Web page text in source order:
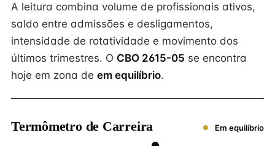
A leitura combina volume de profissionais ativos,
saldo entre admissões e desligamentos,
intensidade de rotatividade e movimento dos
últimos trimestres. O CBO 2615-05 se encontra
hoje em zona de em equilíbrio.
Termômetro de Carreira Em equilíbrio